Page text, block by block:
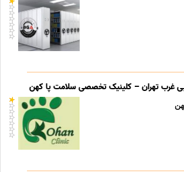
غرب تهران – کلینیک تخصصی سلامت پا کهن